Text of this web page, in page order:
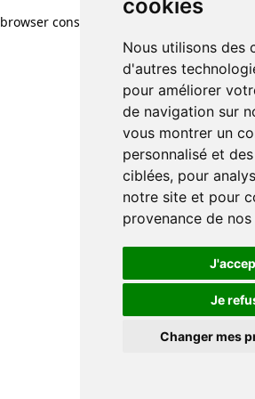
cookies
Nous utilisons des
d'autres
pour améliorer
de navigation sur
vous montrer un
personnalisé et
ciblées, pour
notre site et pour
provenance de
Je
Changer mes
browser console for more information)